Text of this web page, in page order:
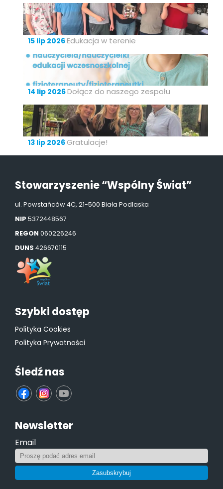
15 lip 2026Edukacja w terenie
14 lip 2026Dołącz do naszego zespołu
13 lip 2026 Gratulacje!
Stowarzyszenie “Wspólny Świat”
ul. Powstańców 4C, 21-500 Biała Podlaska
NIP 5372448567
REGON 060226246
DUNS 426670115
Szybki dostęp
Polityka Cookies
Polityka Prywatności
Śledź nas
fb ins yt
Newsletter
Email
Zasubskrybuj